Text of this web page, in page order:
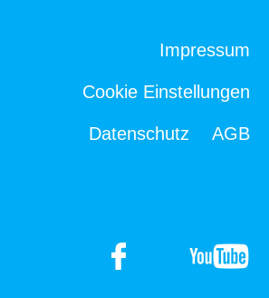
Impressum
Cookie Einstellungen
Datenschutz AGB